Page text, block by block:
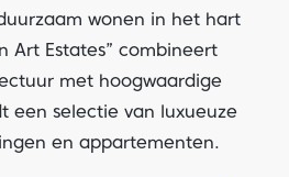
combineert moderne
hoogwaardige afwerking
van 6 luxueuze
en 11
wonen in het hart
Art Estates” combineert
met hoogwaardige
een selectie van luxueuze
en appartementen.